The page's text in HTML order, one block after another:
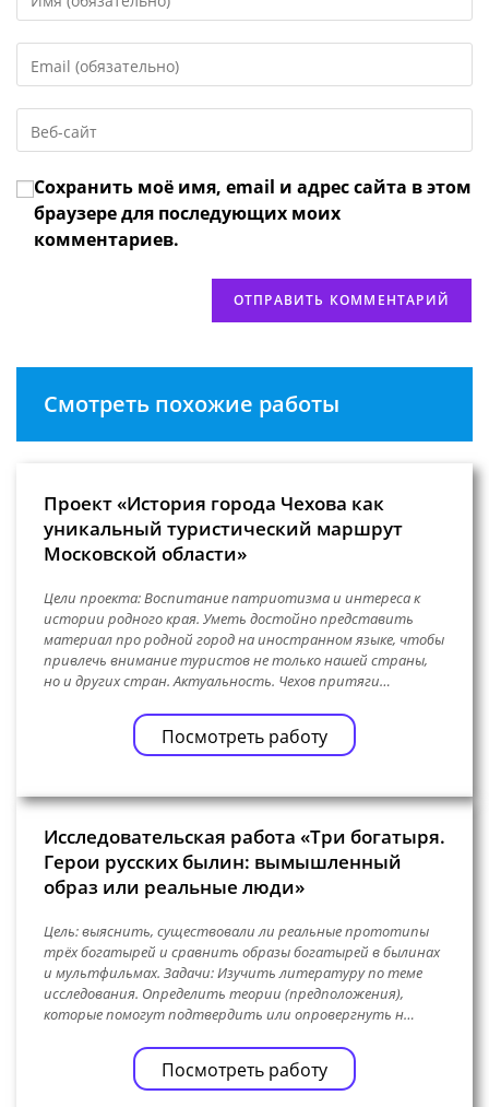
свое
или
имя
чтобы
прокомментировать
свой
адрес,
чтобы
URL
веб-
сайта
(необязательно)
Сохранить моё имя, email и адрес сайта в этом
браузере для последующих моих
комментариев.
Смотреть похожие работы
Проект «История города Чехова как
уникальный туристический маршрут
Московской области»
Цели проекта: Воспитание патриотизма и интереса к
истории родного края. Уметь достойно представить
материал про родной город на иностранном языке, чтобы
привлечь внимание туристов не только нашей страны,
но и других стран. Актуальность. Чехов притяги…
Посмотреть работу
Исследовательская работа «Три богатыря.
Герои русских былин: вымышленный
образ или реальные люди»
Цель: выяснить, существовали ли реальные прототипы
трёх богатырей и сравнить образы богатырей в былинах
и мультфильмах. Задачи: Изучить литературу по теме
исследования. Определить теории (предположения),
которые помогут подтвердить или опровергнуть н…
Посмотреть работу